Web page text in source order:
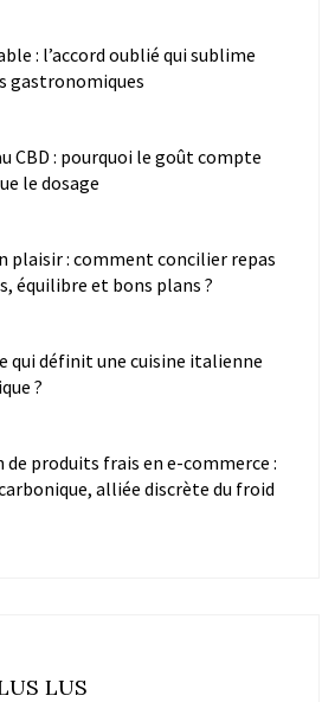
: l’accord oublié qui sublime
gastronomiques
CBD : pourquoi le goût compte
le dosage
plaisir : comment concilier repas
équilibre et bons plans ?
qui définit une cuisine italienne
?
de produits frais en e-commerce :
alliée discrète du froid
LUS